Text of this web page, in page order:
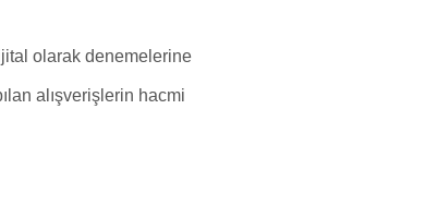
olarak denemelerine
alışverişlerin hacmi